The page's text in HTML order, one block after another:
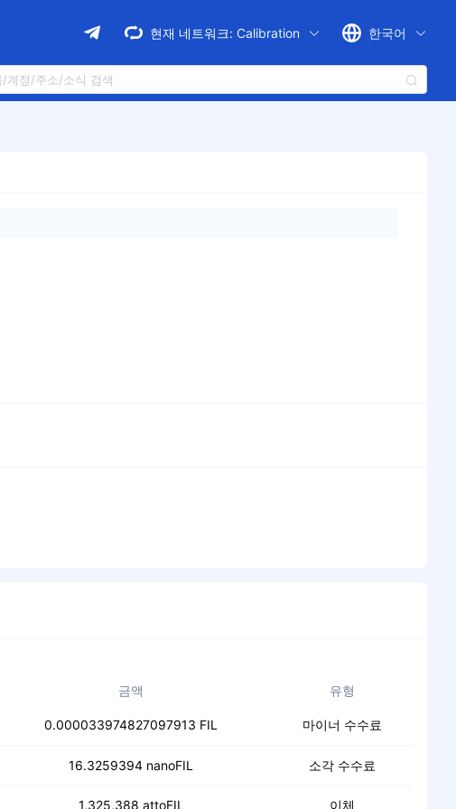
현재 네트워크: Calibration 한국어
금액 유형
0.000033974827097913 FIL 마이너 수수료
16.3259394 nanoFIL 소각 수수료
1,325,388 attoFIL 이체